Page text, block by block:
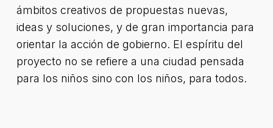
ámbitos creativos de propuestas nuevas,
ideas y soluciones, y de gran importancia para
orientar la acción de gobierno. El espíritu del
proyecto no se refiere a una ciudad pensada
para los niños sino con los niños, para todos.